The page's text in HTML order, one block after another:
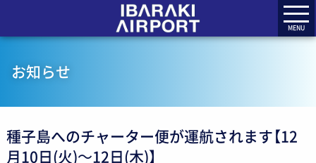
MENU
お知らせ
種子島へのチャーター便が運航されます【12
月10日(火)～12日(木)】